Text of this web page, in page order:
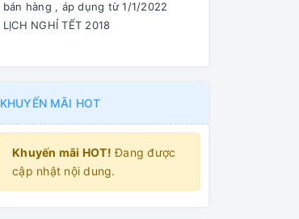
bán hàng , áp dụng từ 1/1/2022
LỊCH NGHỈ TẾT 2018
KHUYẾN MÃI HOT
Khuyến mãi HOT! Đang được
cập nhật nội dung.